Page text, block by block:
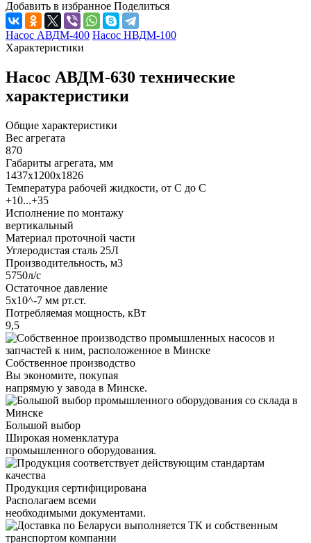
Добавить в избранное Поделиться
Насос АВДМ-400 Насос НВДМ-100
Характеристики
Насос АВДМ-630 технические
характеристики
Общие характеристики
Вес агрегата
870
Габариты агрегата, мм
1437х1200х1826
Температура рабочей жидкости, от С до С
+10...+35
Исполнение по монтажу
вертикальный
Материал проточной части
Углеродистая сталь 25Л
Производительность, м3
5750л/с
Остаточное давление
5х10^-7 мм рт.ст.
Потребляемая мощность, кВт
9,5
Собственное производство
Вы экономите, покупая
напрямую у завода в Минске.
Большой выбор
Широкая номенклатура
промышленного оборудования.
Продукция сертифицирована
Располагаем всеми
необходимыми документами.